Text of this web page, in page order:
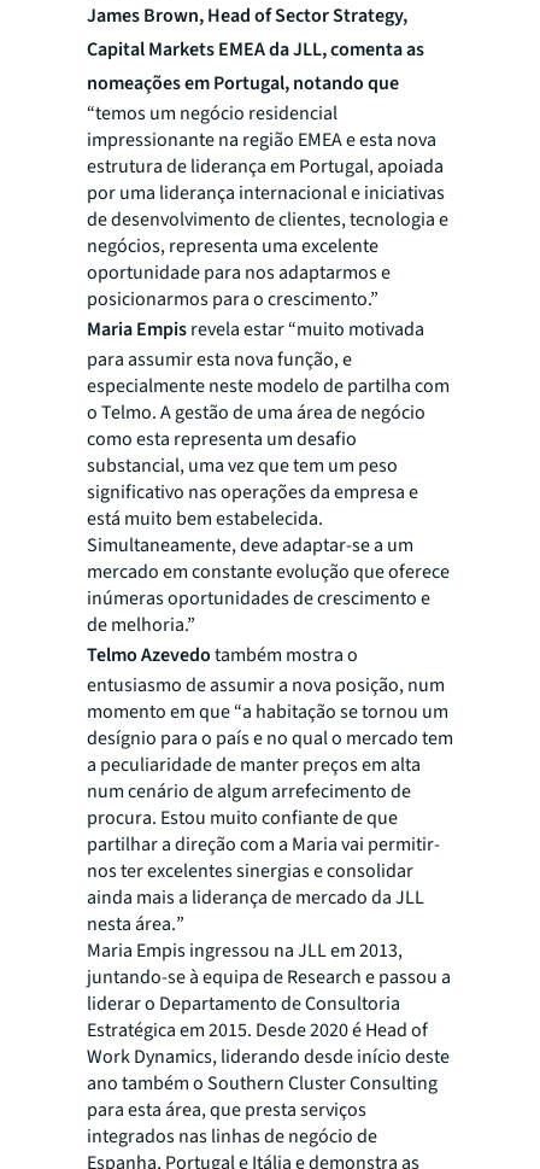
James Brown, Head of Sector Strategy,
Capital Markets EMEA da JLL, comenta as
nomeações em Portugal, notando que
“temos um negócio residencial
impressionante na região EMEA e esta nova
estrutura de liderança em Portugal, apoiada
por uma liderança internacional e iniciativas
de desenvolvimento de clientes, tecnologia e
negócios, representa uma excelente
oportunidade para nos adaptarmos e
posicionarmos para o crescimento.”
Maria Empisrevela estar “muito motivada
para assumir esta nova função, e
especialmente neste modelo de partilha com
o Telmo. A gestão de uma área de negócio
como esta representa um desafio
substancial, uma vez que tem um peso
significativo nas operações da empresa e
está muito bem estabelecida.
Simultaneamente, deve adaptar-se a um
mercado em constante evolução que oferece
inúmeras oportunidades de crescimento e
de melhoria.”
Telmo Azevedotambém mostra o
entusiasmo de assumir a nova posição, num
momento em que “a habitação se tornou um
desígnio para o país e no qual o mercado tem
a peculiaridade de manter preços em alta
num cenário de algum arrefecimento de
procura. Estou muito confiante de que
partilhar a direção com a Maria vai permitir-
nos ter excelentes sinergias e consolidar
ainda mais a liderança de mercado da JLL
nesta área.”
Maria Empis ingressou na JLL em 2013,
juntando-se à equipa de Research e passou a
liderar o Departamento de Consultoria
Estratégica em 2015. Desde 2020 é Head of
Work Dynamics, liderando desde início deste
ano também o Southern Cluster Consulting
para esta área, que presta serviços
integrados nas linhas de negócio de
Espanha, Portugal e Itália e demonstra as